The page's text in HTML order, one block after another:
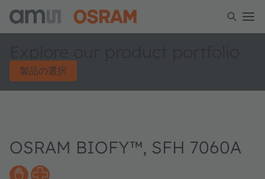
製品の選択
OSRAM BIOFY™, SFH 7060A